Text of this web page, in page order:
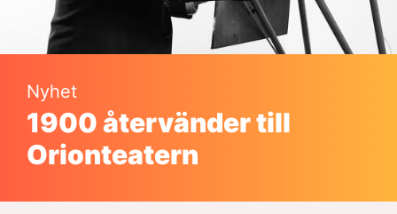
Nyhet
1900 återvänder till
Orionteatern